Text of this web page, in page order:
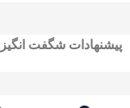
پیشنهادات شگفت انگیز